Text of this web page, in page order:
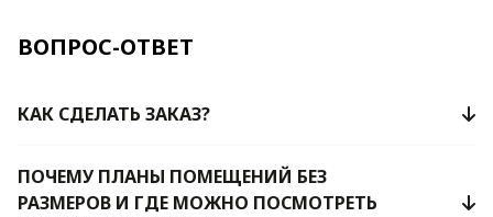
ВОПРОС-ОТВЕТ
КАК СДЕЛАТЬ ЗАКАЗ?
ПОЧЕМУ ПЛАНЫ ПОМЕЩЕНИЙ БЕЗ
РАЗМЕРОВ И ГДЕ МОЖНО ПОСМОТРЕТЬ